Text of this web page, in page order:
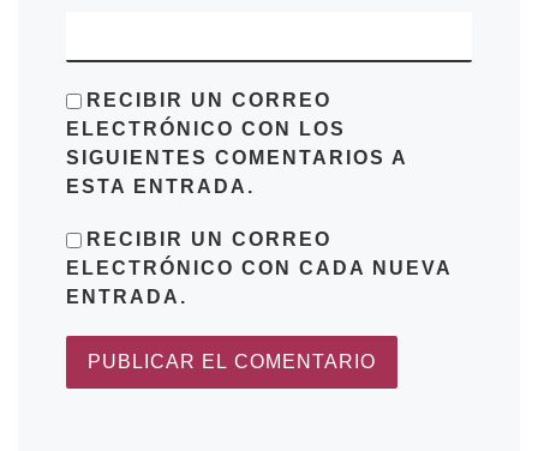
RECIBIR UN CORREO
ELECTRÓNICO CON LOS
SIGUIENTES COMENTARIOS A
ESTA ENTRADA.
RECIBIR UN CORREO
ELECTRÓNICO CON CADA NUEVA
ENTRADA.